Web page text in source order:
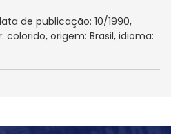
de publicação: 10/1990,
colorido, origem: Brasil, idioma: